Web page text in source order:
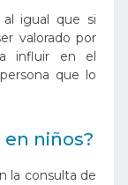
igual que si
valorado por
influir en el
que lo
en niños?
la consulta de